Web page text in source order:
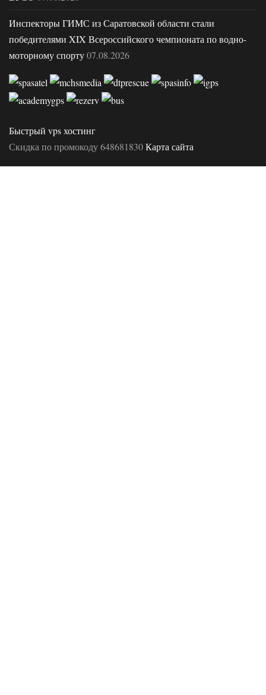
Инспекторы ГИМС из Саратовской области стали
победителями XIX Всероссийского чемпионата по водно-
моторному спорту07.08.2026
Быстрый vps хостинг
Скидка по промокоду 648681830Карта сайта